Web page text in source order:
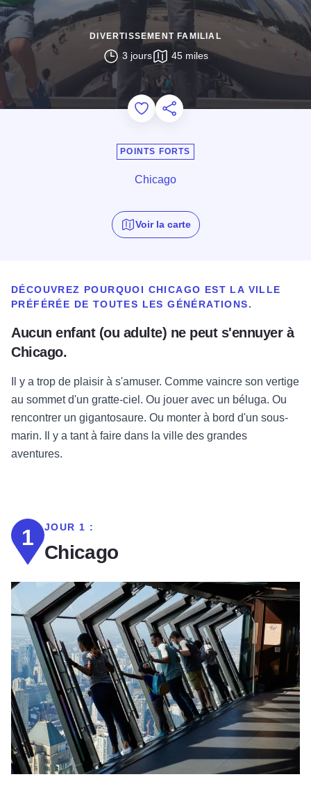
DIVERTISSEMENT FAMILIAL
3 jours 45 miles
Add to Favorites
Partager cette page
POINTS FORTS
Chicago
Voir la carte
DÉCOUVREZ POURQUOI CHICAGO EST LA VILLE
PRÉFÉRÉE DE TOUTES LES GÉNÉRATIONS.
Aucun enfant (ou adulte) ne peut s'ennuyer à
Chicago.
Il y a trop de plaisir à s'amuser. Comme vaincre son vertige
au sommet d'un gratte-ciel. Ou jouer avec un béluga. Ou
rencontrer un gigantosaure. Ou monter à bord d'un sous-
marin. Il y a tant à faire dans la ville des grandes
aventures.
1 JOUR 1 :
Chicago